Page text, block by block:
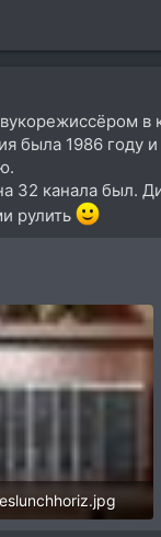
в
была 1986 году
32 канала был.
рулить